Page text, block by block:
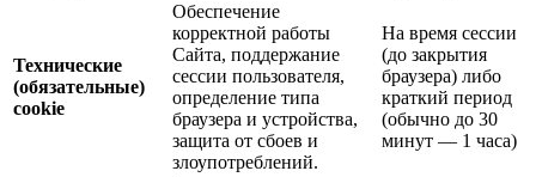
Технические
(обязательные)
cookie
Обеспечение
корректной работы
Сайта, поддержание
сессии пользователя,
определение типа
браузера и устройства,
защита от сбоев и
злоупотреблений.
На время сессии
(до закрытия
браузера) либо
краткий период
(обычно до 30
минут — 1 часа)